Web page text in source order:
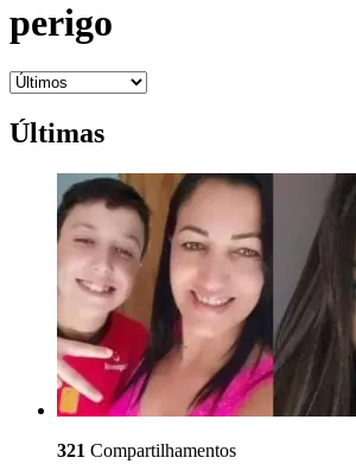
perigo
Últimas
321 Compartilhamentos